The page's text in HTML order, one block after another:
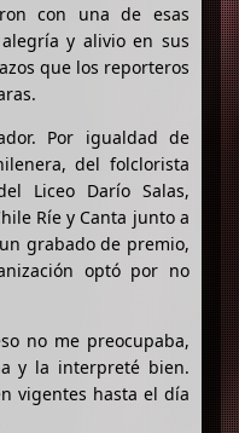
con una de esas
y alivio en sus
que los reporteros
Por igualdad de
del folclorista
Liceo Darío Salas,
Ríe y Canta junto a
grabado de premio,
optó por no
no me preocupaba,
y la interpreté bien.
vigentes hasta el día